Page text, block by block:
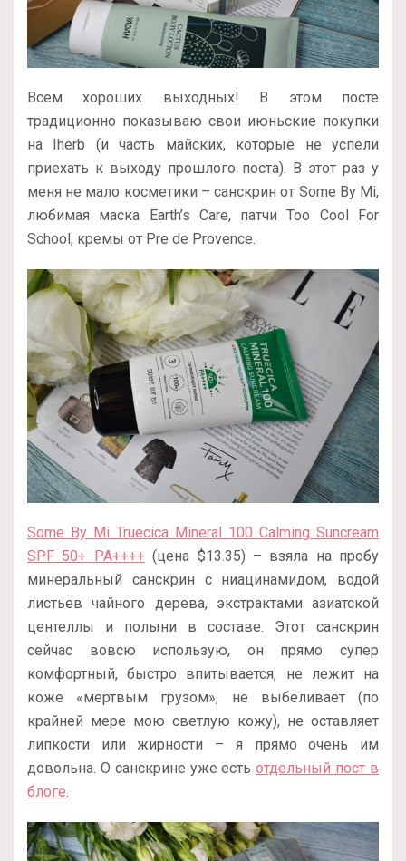
Всем хороших выходных! В этом посте
традиционно показываю свои июньские покупки
на Iherb (и часть майских, которые не успели
приехать к выходу прошлого поста). В этот раз у
меня не мало косметики – санскрин от Some By Mi,
любимая маска Earth’s Care, патчи Too Cool For
School, кремы от Pre de Provence.
Some By Mi Truecica Mineral 100 Calming Suncream
SPF 50+ PA++++(цена $13.35) – взяла на пробу
минеральный санскрин с ниацинамидом, водой
листьев чайного дерева, экстрактами азиатской
центеллы и полыни в составе. Этот санскрин
сейчас вовсю использую, он прямо супер
комфортный, быстро впитывается, не лежит на
коже «мертвым грузом», не выбеливает (по
крайней мере мою светлую кожу), не оставляет
липкости или жирности – я прямо очень им
довольна. О санскрине уже естьотдельный пост в
блоге.